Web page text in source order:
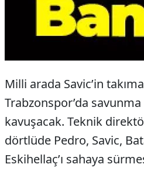
Milli arada Savic’in
Trabzonspor’da
kavuşacak. Teknik
dörtlüde Pedro, Savic,
Eskihellaç’ı sahaya